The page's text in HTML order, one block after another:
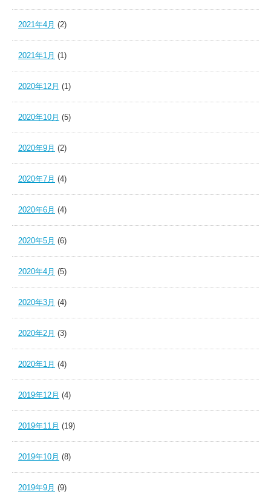
2021年4月 (2)
2021年1月 (1)
2020年12月 (1)
2020年10月 (5)
2020年9月 (2)
2020年7月 (4)
2020年6月 (4)
2020年5月 (6)
2020年4月 (5)
2020年3月 (4)
2020年2月 (3)
2020年1月 (4)
2019年12月 (4)
2019年11月 (19)
2019年10月 (8)
2019年9月 (9)